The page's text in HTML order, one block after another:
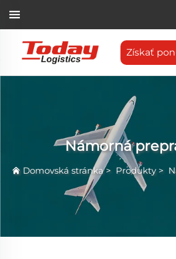
Získať
Námorná
Domovská stránka> Produkty>